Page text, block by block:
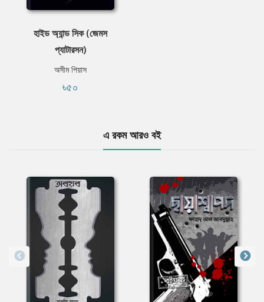
হাইড অ্যান্ড সিক (জেমস
প্যাটারসন)
অসীম পিয়াস
৳৫০
এ রকম আরও বই